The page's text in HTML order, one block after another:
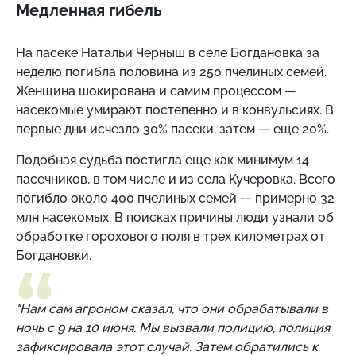
Медленная гибель
На пасеке Натальи Черныш в селе Богдановка за
неделю погибла половина из 250 пчелиных семей.
Женщина шокирована и самим процессом —
насекомые умирают постепенно и в конвульсиях. В
первые дни исчезло 30% пасеки, затем — еще 20%.
Подобная судьба постигла еще как минимум 14
пасечников, в том числе и из села Кучеровка. Всего
погибло около 400 пчелиных семей — примерно 32
млн насекомых. В поисках причины люди узнали об
обработке горохового поля в трех километрах от
Богдановки.
"Нам сам агроном сказал, что они обрабатывали в
ночь с 9 на 10 июня. Мы вызвали полицию, полиция
зафиксировала этот случай. Затем обратились к